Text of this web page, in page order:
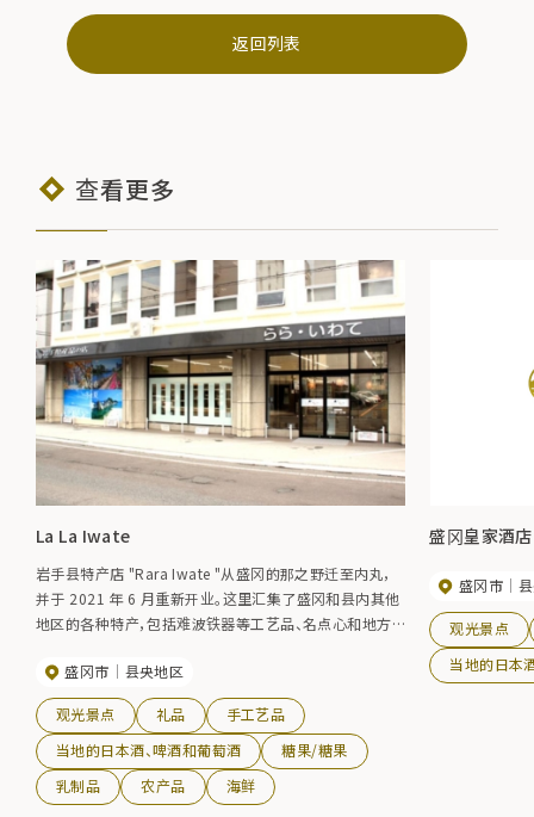
返回列表
查看更多
La La Iwate
岩手县特产店 "Rara Iwate "从盛冈的那之野迁至内丸，
并于 2021 年 6 月重新开业。这里汇集了盛冈和县内其他
地区的各种特产，包括难波铁器等工艺品、名点心和地方
地方特产集市等活动。
盛冈市 县央地区
观光景点 礼品
手工艺品
当地的日本酒、啤酒和葡萄酒
糖果/糖果
乳制品
农产品 海鲜
盛冈皇家酒店
盛冈市
观光景点
当地的日本